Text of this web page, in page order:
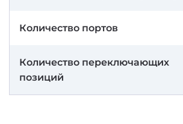
Количество портов
Количество переключающих
позиций